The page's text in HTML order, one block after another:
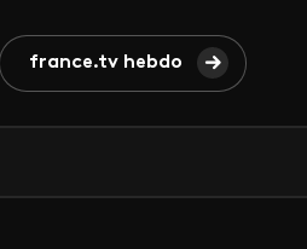
france.tv hebdo